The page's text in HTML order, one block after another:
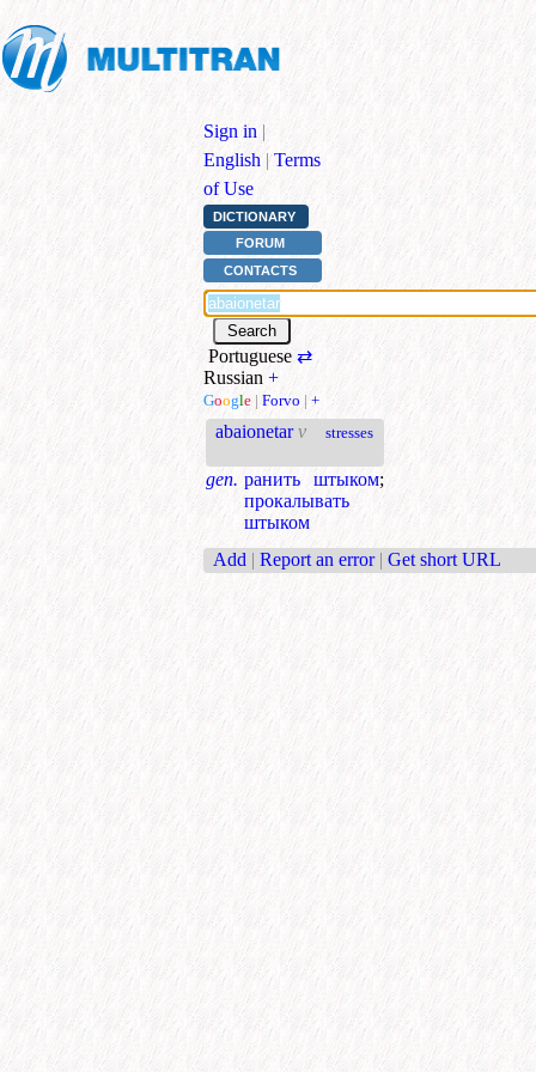
Sign in |
English | Terms
of Use
DICTIONARY
FORUM
CONTACTS
Portuguese ⇄
Russian +
Google | Forvo | +
abaionetar v stresses
gen. ранить штыком;
прокалывать
штыком
Add | Report an error | Get short URL